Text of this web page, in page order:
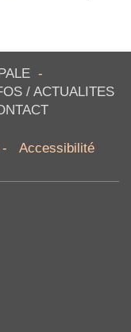
-
/ ACTUALITES
- Accessibilité